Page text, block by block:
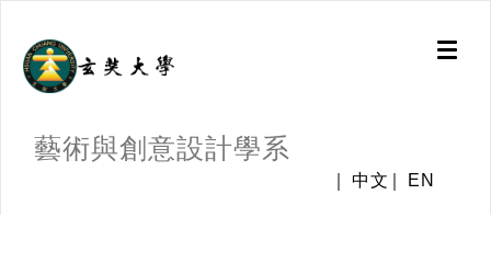
Toggle
藝術與創意設計學系
中文 EN